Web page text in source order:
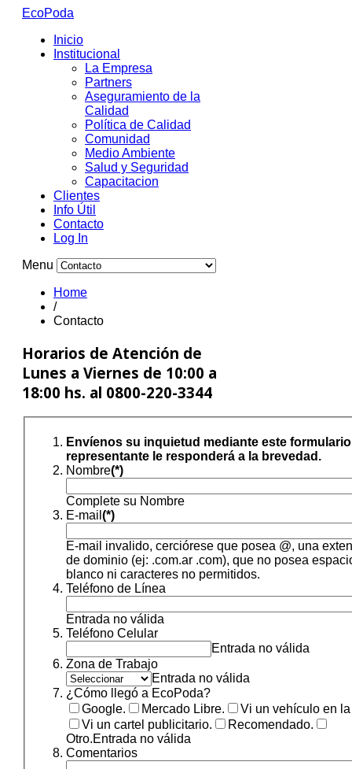
EcoPoda
Inicio
Institucional
La Empresa
Partners
Aseguramiento de la
Calidad
Política de Calidad
Comunidad
Medio Ambiente
Salud y Seguridad
Capacitacion
Clientes
Info Útil
Contacto
Log In
Menu
Home
/
Contacto
Horarios de Atención de
Lunes a Viernes de 10:00 a
18:00 hs. al 0800-220-3344
Envíenos su inquietud mediante este
representante le responderá a la brevedad.
Nombre(*)
Complete su Nombre
E-mail (*)
E-mail invalido, cerciórese que posea @, una
de dominio (ej: .com.ar .com), que no posea
blanco ni caracteres no permitidos.
Teléfono de Línea
Entrada no válida
Teléfono Celular
Entrada no válida
Zona de Trabajo
Entrada no válida
¿Cómo llegó a EcoPoda?
Google.
Mercado Libre.
Vi un vehículo en
Vi un cartel publicitario.
Recomendado.
Otro.Entrada no válida
Comentarios